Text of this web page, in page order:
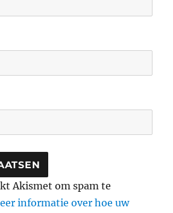
Akismet om spam te
informatie over hoe uw